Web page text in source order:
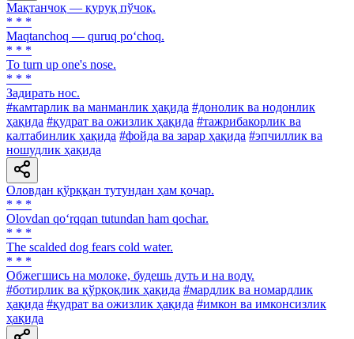
Мақтанчоқ — қуруқ пўчоқ.
* * *
Maqtanchoq — quruq po‘choq.
* * *
To turn up one's nose.
* * *
Задирать нос.
#камтарлик ва манманлик ҳақида #донолик ва нодонлик
ҳақида #қудрат ва ожизлик ҳақида #тажрибакорлик ва
калтабинлик ҳақида #фойда ва зарар ҳақида #эпчиллик ва
ношудлик ҳақида
Оловдан қўрққан тутундан ҳам қочар.
* * *
Olovdan qo‘rqqan tutundan ham qochar.
* * *
The scalded dog fears cold water.
* * *
Обжегшись на молоке, будешь дуть и на воду.
#ботирлик ва қўрқоқлик ҳақида #мардлик ва номардлик
ҳақида #қудрат ва ожизлик ҳақида #имкон ва имконсизлик
ҳақида